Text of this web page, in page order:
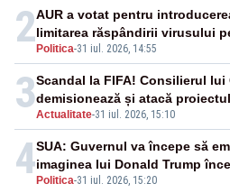
2 Politica-31 iul. 2026, 14:55
AUR a votat pentru
limitarea răspândirii virusului
3Actualitate-31 iul. 2026, 15:10
Scandal la FIFA! Consilierul
demisionează și atacă
4 Politica-31 iul. 2026, 15:20
SUA: Guvernul va începe să
imaginea lui Donald Trump